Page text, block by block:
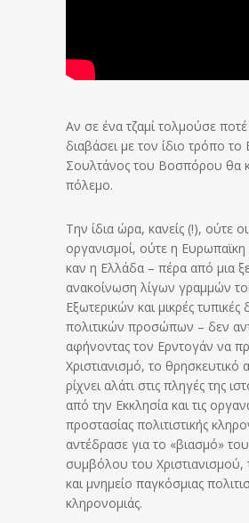
Αν σε ένα τζαμί τολμούσε
διαβάσει με τον ίδιο τρόπο το
Σουλτάνος του Βοσπόρου θα
πόλεμο.
Την ίδια ώρα, κανείς (!), ούτε οι
οργανισμοί, ούτε η
καν η Ελλάδα – πέρα από μια
ανακοίνωση λίγων γραμμών
Εξωτερικών και μικρές τυπικές
πολιτικών προσώπων – δεν
αφήνοντας τον Ερντογάν να
Χριστιανισμό, το θρησκευτικό
ρίχνει αλάτι στις πληγές της
από την Εκκλησία και τις
προστασίας πολιτιστικής
αντέδρασε για το «βιασμό»
συμβόλου του Χριστιανισμού,
και μνημείο παγκόσμιας
κληρονομιάς.